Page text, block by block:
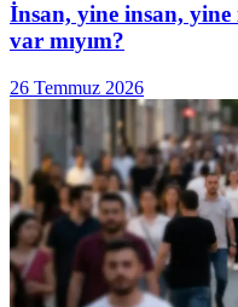
İnsan, yine insan,
var mıyım?
26 Temmuz 2026